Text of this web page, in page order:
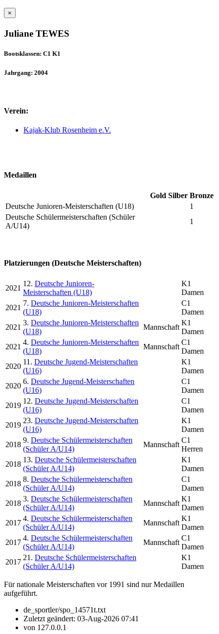
×
Juliane TEWES
Bootsklassen: C1 K1
Jahrgang: 2004
Verein:
Kajak-Klub Rosenheim e.V.
Medaillen
Gold Silber Bronze
Deutsche Junioren-Meisterschaften (U18)
1
Deutsche Schülermeisterschaften (Schüler
A/U14)
1
Platzierungen (Deutsche Meisterschaften)
2021
12. Deutsche Junioren-
Meisterschaften (U18)
K1
Damen
2021
7. Deutsche Junioren-Meisterschaften
(U18)
C1
Damen
2021
3. Deutsche Junioren-Meisterschaften
(U18)
Mannschaft
K1
Damen
2021
4. Deutsche Junioren-Meisterschaften
(U18)
Mannschaft
C1
Damen
2020
11. Deutsche Jugend-Meisterschaften
(U16)
K1
Damen
2020
6. Deutsche Jugend-Meisterschaften
(U16)
C1
Damen
2019
12. Deutsche Jugend-Meisterschaften
(U16)
C1
Damen
2019
23. Deutsche Jugend-Meisterschaften
(U16)
K1
Damen
2018
9. Deutsche Schülermeisterschaften
(Schüler A/U14)
Mannschaft
C1
Herren
2018
13. Deutsche Schülermeisterschaften
(Schüler A/U14)
K1
Damen
2018
8. Deutsche Schülermeisterschaften
(Schüler A/U14)
C1
Damen
2018
3. Deutsche Schülermeisterschaften
(Schüler A/U14)
Mannschaft
K1
Damen
2017
4. Deutsche Schülermeisterschaften
(Schüler A/U14)
Mannschaft
K1
Damen
2017
4. Deutsche Schülermeisterschaften
(Schüler A/U14)
Mannschaft
C1
Damen
2017
21. Deutsche Schülermeisterschaften
(Schüler A/U14)
K1
Damen
Für nationale Meisterschaften vor 1991 sind nur Medaillen
aufgeführt.
de_sportler/spo_14571t.txt
Zuletzt geändert: 03-Aug-2026 07:41
von 127.0.0.1